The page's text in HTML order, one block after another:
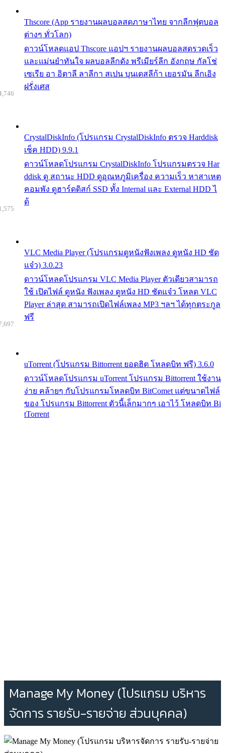
Thscore (App รายงานผลบอลสดภาษาไทย จากลีกฟุตบอล
ต่างๆ ทั่วโลก)
ดาวน์โหลดแอป Thscore แอปฯ รายงานผลบอลสดรวดเร็ว
และแม่นยำทันใจ ผลบอลลีกดัง พรีเมียร์ลีก อังกฤษ กัลโช่
เซเรีย อา อิตาลี ลาลีกา สเปน บุนเดสลีก้า เยอรมัน ลีกเอิง
ฝรั่งเศส
CrystalDiskInfo (โปรแกรม CrystalDiskInfo ตรวจ Harddisk
เช็ค HDD) 9.9.1
ดาวน์โหลดโปรแกรม CrystalDiskInfo โปรแกรมตรวจ Har
ddisk ดู สถานะ HDD ดูอุณหภูมิเครื่อง ความเร็ว หาสาเหต
คอมพัง ดูฮาร์ดดิสก์ SSD ทั้ง Internal และ External HDD ไ
ด้
VLC Media Player (โปรแกรมดูหนังฟังเพลง ดูหนัง HD ชัด
แจ๋ว) 3.0.23
ดาวน์โหลดโปรแกรม VLC Media Player ตัวเดียวสามารถ
ใช้ เปิดไฟล์ ดูหนัง ฟังเพลง ดูหนัง HD ชัดแจ๋ว โหลด VLC
Player ล่าสุด สามารถเปิดไฟล์เพลง MP3 ฯลฯ ได้ทุกตระกูล
ฟรี
uTorrent (โปรแกรม Bittorrent ยอดฮิต โหลดบิท ฟรี) 3.6.0
ดาวน์โหลดโปรแกรม uTorrent โปรแกรม Bittorrent ใช้งาน
ง่าย คล้ายๆ กับโปรแกรมโหลดบิท BitComet แต่ขนาดไฟล์
ของ โปรแกรม Bittorrent ตัวนี้เล็กมากๆ เอาไว้ โหลดบิท Bi
tTorrent
Manage My Money (โปรแกรม บริหาร
จัดการ รายรับ-รายจ่าย ส่วนบุคคล)